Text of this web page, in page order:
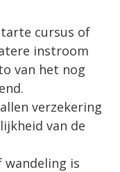
cursus of
instroom
van het nog
verzekering
van de
wandeling is